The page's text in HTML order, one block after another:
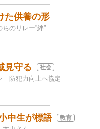
た供養の形
のリレー”絆”
見守る 社会
防犯力向上へ協定
中生が標語 教育